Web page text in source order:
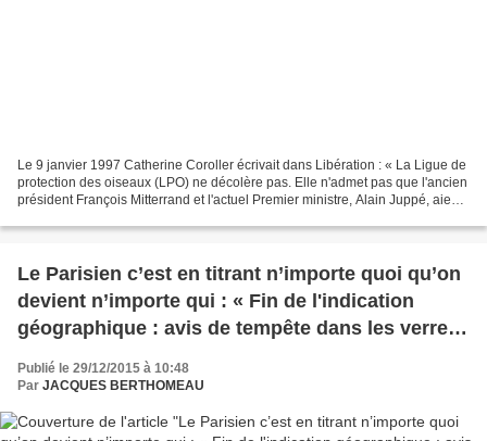
Le 9 janvier 1997 Catherine Coroller écrivait dans Libération : « La Ligue de
protection des oiseaux (LPO) ne décolère pas. Elle n'admet pas que l'ancien
président François Mitterrand et l'actuel Premier ministre, Alain Juppé, aient
Le Parisien c’est en titrant n’importe quoi qu’on
devient n’importe qui : « Fin de l'indication
géographique : avis de tempête dans les verres
de vin »
Publié le 29/12/2015 à 10:48
Par JACQUES BERTHOMEAU